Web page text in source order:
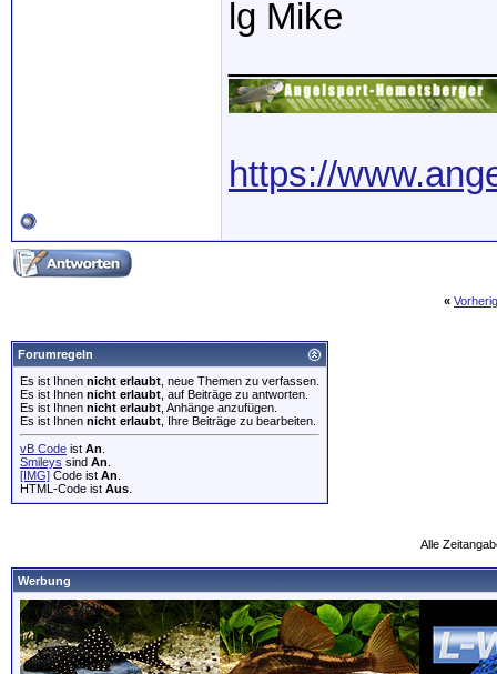
lg Mike
https://
«
Forumregeln
Es ist Ihnen nicht erlaubt , neue Themen zu verfassen.
Es ist Ihnen nicht erlaubt , auf Beiträge zu antworten.
Es ist Ihnen nicht erlaubt , Anhänge anzufügen.
Es ist Ihnen nicht erlaubt , Ihre Beiträge zu bearbeiten.
vB Code ist An
Smileys sind An
[IMG] Code ist An
HTML-Code ist Aus
Alle
Werbung